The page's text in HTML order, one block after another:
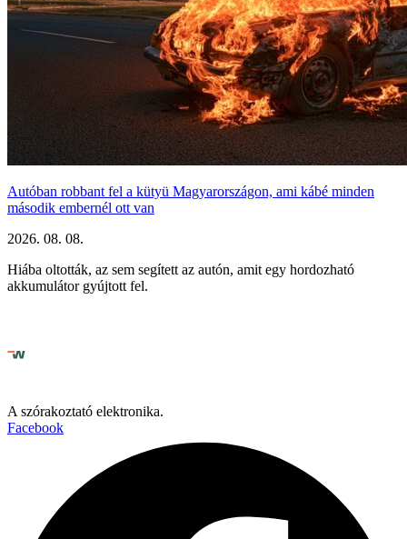
Autóban robbant fel a kütyü Magyarországon, ami kábé minden
második embernél ott van
2026. 08. 08.
Hiába oltották, az sem segített az autón, amit egy hordozható
akkumulátor gyújtott fel.
A szórakoztató elektronika.
Facebook